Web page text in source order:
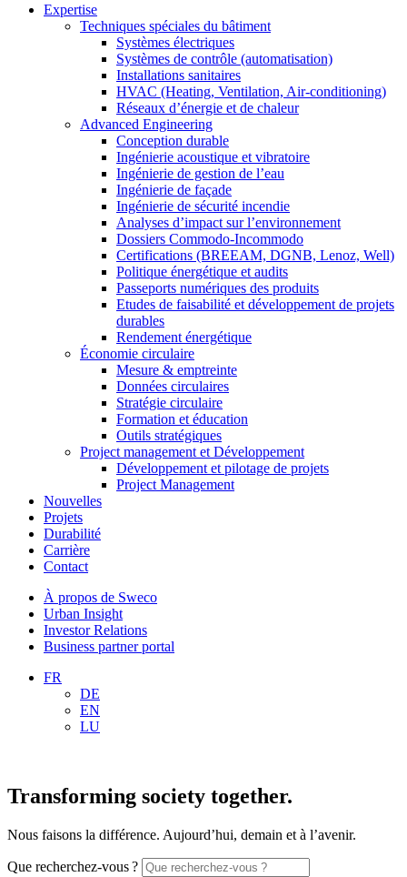
Expertise
Techniques spéciales du bâtiment
Systèmes électriques
Systèmes de contrôle (automatisation)
Installations sanitaires
HVAC (Heating, Ventilation, Air-conditioning)
Réseaux d’énergie et de chaleur
Advanced Engineering
Conception durable
Ingénierie acoustique et vibratoire
Ingénierie de gestion de l’eau
Ingénierie de façade
Ingénierie de sécurité incendie
Analyses d’impact sur l’environnement
Dossiers Commodo-Incommodo
Certifications (BREEAM, DGNB, Lenoz, Well)
Politique énergétique et audits
Passeports numériques des produits
Etudes de faisabilité et développement de projets
durables
Rendement énergétique
Économie circulaire
Mesure & emptreinte
Données circulaires
Stratégie circulaire
Formation et éducation
Outils stratégiques
Project management et Développement
Développement et pilotage de projets
Project Management
Nouvelles
Projets
Durabilité
Carrière
Contact
À propos de Sweco
Urban Insight
Investor Relations
Business partner portal
FR
DE
EN
LU
Transforming society together.
Nous faisons la différence. Aujourd’hui, demain et à l’avenir.
Que recherchez-vous ?